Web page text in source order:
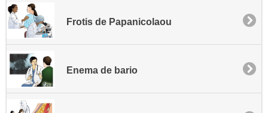
Frotis de Papanicolaou
Enema de bario